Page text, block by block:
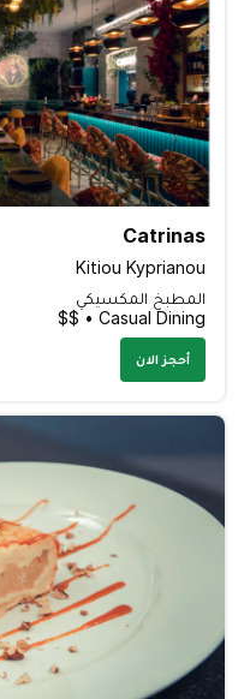
Catrinas
Kitiou Kyprianou
المطبخ المكسيكي
Casual Dining • $$
أحجز الان